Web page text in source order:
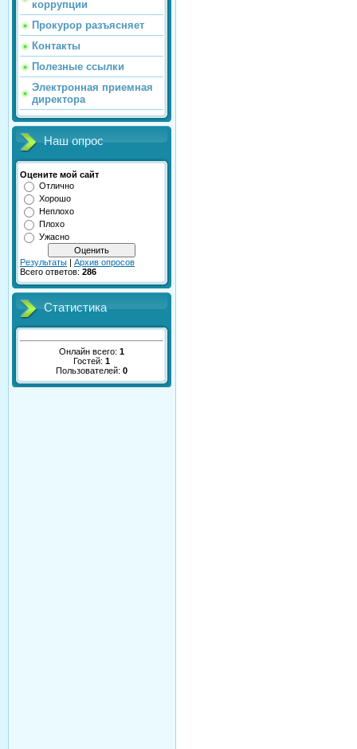
коррупции
Прокурор разъясняет
Контакты
Полезные ссылки
Электронная приемная
директора
Наш опрос
Оцените мой сайт
Отлично
Хорошо
Неплохо
Плохо
Ужасно
Результаты | Архив опросов
Всего ответов: 286
Статистика
Онлайн всего: 1
Гостей: 1
Пользователей: 0